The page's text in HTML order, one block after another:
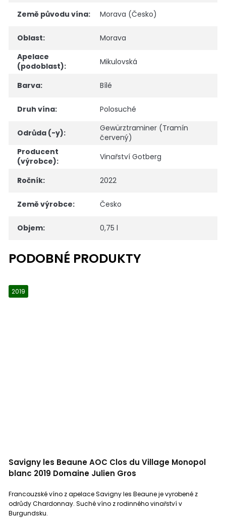
Země původu vína: Morava (Česko)
Oblast:
Morava
Apelace
(podoblast): Mikulovská
Barva: Bílé
Druh vína: Polosuché
Odrůda (-y):
Gewürztraminer (Tramín
červený)
Producent
(výrobce): Vinařství Gotberg
Ročník: 2022
Země výrobce: Česko
Objem: 0,75 l
2019
Savigny les Beaune AOC Clos du Village Monopol
blanc 2019 Domaine Julien Gros
Francouzské víno z apelace Savigny les Beaune je vyrobené z
odrůdy Chardonnay. Suché víno z rodinného vinařství v
Burgundsku.